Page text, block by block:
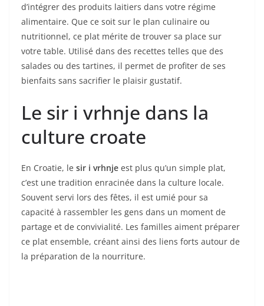
d’intégrer des produits laitiers dans votre régime
alimentaire. Que ce soit sur le plan culinaire ou
nutritionnel, ce plat mérite de trouver sa place sur
votre table. Utilisé dans des recettes telles que des
salades ou des tartines, il permet de profiter de ses
bienfaits sans sacrifier le plaisir gustatif.
Le sir i vrhnje dans la
culture croate
En Croatie, le sir i vrhnje est plus qu’un simple plat,
c’est une tradition enracinée dans la culture locale.
Souvent servi lors des fêtes, il est umié pour sa
capacité à rassembler les gens dans un moment de
partage et de convivialité. Les familles aiment préparer
ce plat ensemble, créant ainsi des liens forts autour de
la préparation de la nourriture.